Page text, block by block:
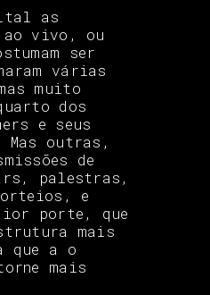
as
ao vivo, ou
ser
várias
muito
dos
e seus
outras,
de
palestras,
e
porte, que
mais
que a o
mais